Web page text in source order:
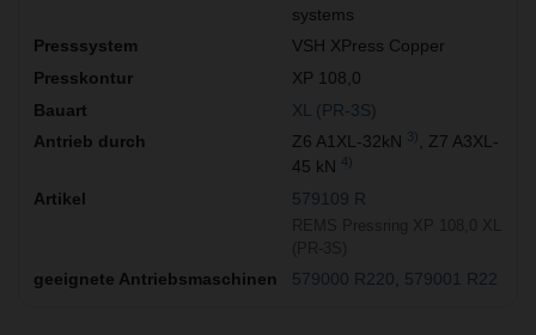
systems
VSH XPress Copper
XP 108,0
XL (PR-3S)
Z6 A1XL-32kN 3)
, Z7 A3XL-
45 kN
4)
579109 R
579000 R220 579001 R22